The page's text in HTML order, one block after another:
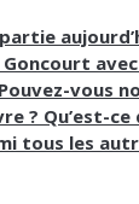
vous
? Qu’est-
tous les